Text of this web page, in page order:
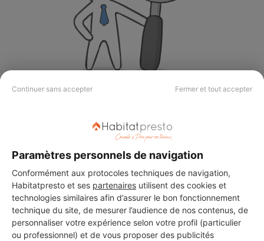
Continuer sans accepter Fermer et tout accepter
Paramètres personnels de navigation
Conformément aux protocoles techniques de navigation,
Habitatpresto et ses partenaires utilisent des cookies et
technologies similaires afin d’assurer le bon fonctionnement
technique du site, de mesurer l’audience de nos contenus, de
personnaliser votre expérience selon votre profil (particulier
ou professionnel) et de vous proposer des publicités
PROFESSIONNEL, VOUS
SOUHAITEZ NOUS
REJOINDRE ?